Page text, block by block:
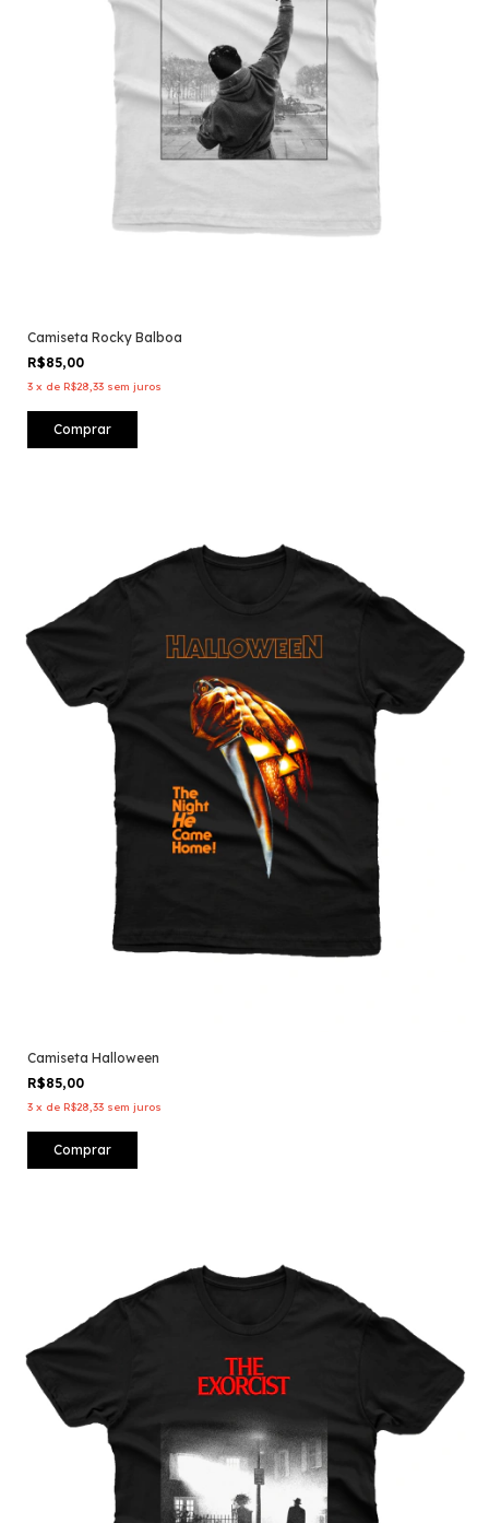
Camiseta Rocky Balboa
R$85,00
3 x de R$28,33 sem juros
Comprar
Camiseta Halloween
R$85,00
3 x de R$28,33 sem juros
Comprar